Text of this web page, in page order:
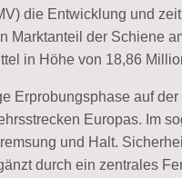
die Entwicklung und
Marktanteil der Schiene
in Höhe von 18,86
Erprobungsphase auf
Europas. Im
und Halt.
durch ein zentrales